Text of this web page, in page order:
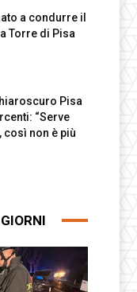
a condurre il
Torre di Pisa
Pisa
“Serve
non è più